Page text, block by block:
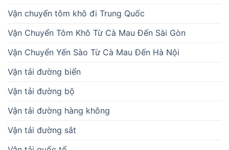
Vận chuyển tôm khô đi Trung Quốc
Vận Chuyển Tôm Khô Từ Cà Mau Đến Sài Gòn
Vận Chuyển Yến Sào Từ Cà Mau Đến Hà Nội
Vận tải đường biển
Vận tải đường bộ
Vận tải đường hàng không
Vận tải đường sắt